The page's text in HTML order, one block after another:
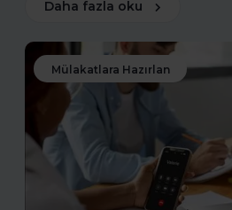
Daha fazla oku
Mülakatlara Hazırlan